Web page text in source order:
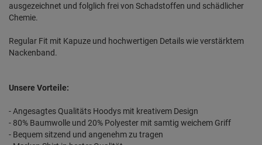
ausgezeichnet und folglich frei von Schadstoffen und schädlicher
Chemie.
Regular Fit mit Kapuze und hochwertigen Details wie verstärktem
Nackenband.
Unsere Vorteile:
- Angesagtes Qualitäts Hoodys mit kreativem Design
- 80% Baumwolle und 20% Polyester mit samtig weichem Griff
- Bequem sitzend und angenehm zu tragen